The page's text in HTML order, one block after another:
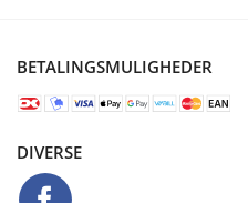
BETALINGSMULIGHEDER
DIVERSE